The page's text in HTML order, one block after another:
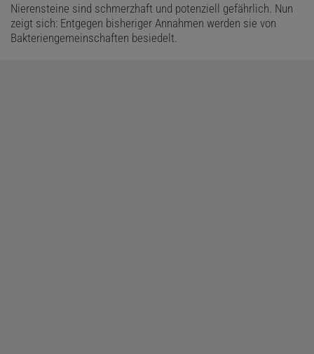
Nierensteine sind schmerzhaft und potenziell gefährlich. Nun
zeigt sich: Entgegen bisheriger Annahmen werden sie von
Bakteriengemeinschaften besiedelt.